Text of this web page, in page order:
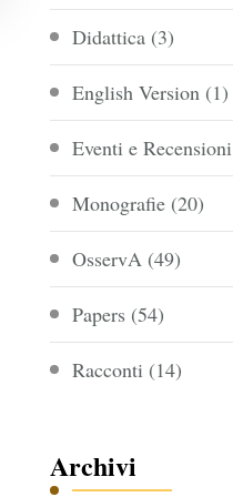
Didattica (3)
English Version (1)
Eventi e Recensioni
Monografie (20)
OsservA (49)
Papers (54)
Racconti (14)
Archivi